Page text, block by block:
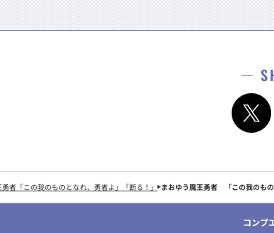
者「この我のものとなれ、勇者よ」「断る！」 まおゆう魔王勇者 「この我のも
コンプ